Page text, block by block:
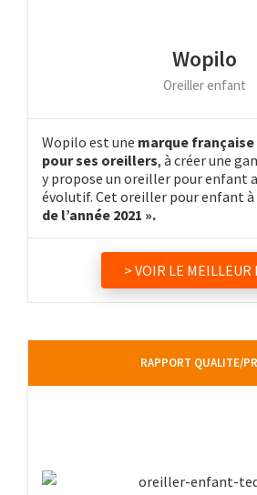
Wopilo
Oreiller enfant
Wopilo est une marque
pour ses oreillers, à créer une
y propose un oreiller pour enfant
évolutif. Cet oreiller pour enfant à
de l’année 2021 ».
> VOIR LE MEILLEUR
RAPPORT QUALITE/